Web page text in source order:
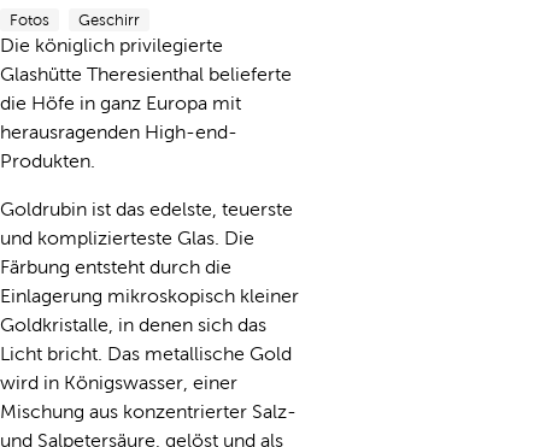
Fotos Geschirr
Die königlich privilegierte
Glashütte Theresienthal belieferte
die Höfe in ganz Europa mit
herausragenden High-end-
Produkten.
Goldrubin ist das edelste, teuerste
und komplizierteste Glas. Die
Färbung entsteht durch die
Einlagerung mikroskopisch kleiner
Goldkristalle, in denen sich das
Licht bricht. Das metallische Gold
wird in Königswasser, einer
Mischung aus konzentrierter Salz-
und Salpetersäure, gelöst und als